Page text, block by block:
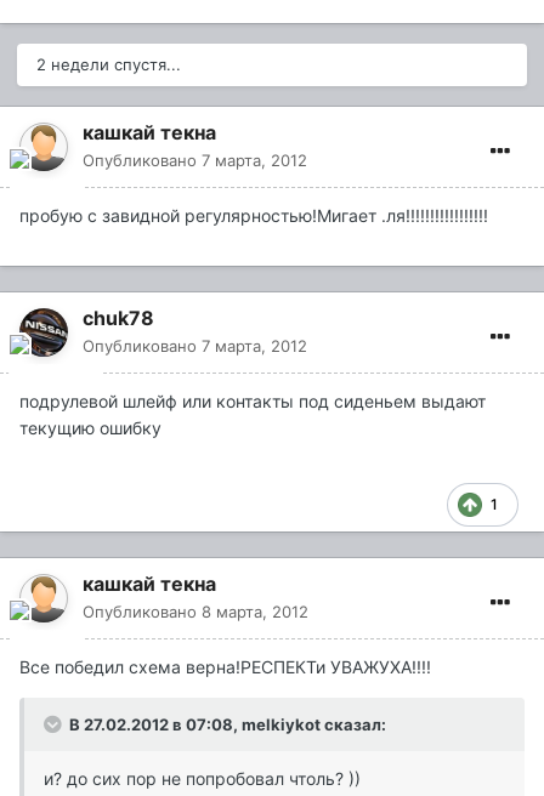
2 недели спустя...
кашкай текна
Опубликовано 7 марта, 2012
пробую с завидной регулярностью!Мигает .ля!!!!!!!!!!!!!!!!!
chuk78
Опубликовано 7 марта, 2012
подрулевой шлейф или контакты под сиденьем выдают
текущию ошибку
1
кашкай текна
Опубликовано 8 марта, 2012
Все победил схема верна!РЕСПЕКТи УВАЖУХА!!!!
В 27.02.2012 в 07:08, melkiykot сказал:
и? до сих пор не попробовал чтоль? ))